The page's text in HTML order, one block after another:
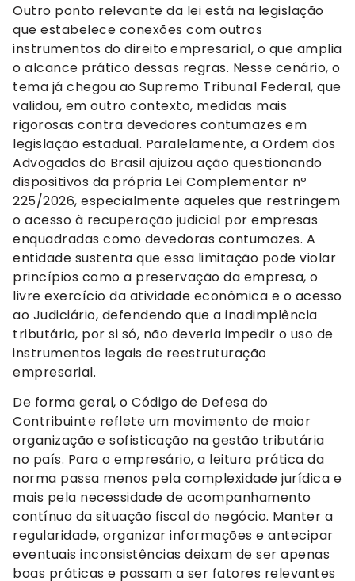
Outro ponto relevante da lei está na legislação
que estabelece conexões com outros
instrumentos do direito empresarial, o que amplia
o alcance prático dessas regras. Nesse cenário, o
tema já chegou ao Supremo Tribunal Federal, que
validou, em outro contexto, medidas mais
rigorosas contra devedores contumazes em
legislação estadual. Paralelamente, a Ordem dos
Advogados do Brasil ajuizou ação questionando
dispositivos da própria Lei Complementar nº
225/2026, especialmente aqueles que restringem
o acesso à recuperação judicial por empresas
enquadradas como devedoras contumazes. A
entidade sustenta que essa limitação pode violar
princípios como a preservação da empresa, o
livre exercício da atividade econômica e o acesso
ao Judiciário, defendendo que a inadimplência
tributária, por si só, não deveria impedir o uso de
instrumentos legais de reestruturação
empresarial.
De forma geral, o Código de Defesa do
Contribuinte reflete um movimento de maior
organização e sofisticação na gestão tributária
no país. Para o empresário, a leitura prática da
norma passa menos pela complexidade jurídica e
mais pela necessidade de acompanhamento
contínuo da situação fiscal do negócio. Manter a
regularidade, organizar informações e antecipar
eventuais inconsistências deixam de ser apenas
boas práticas e passam a ser fatores relevantes